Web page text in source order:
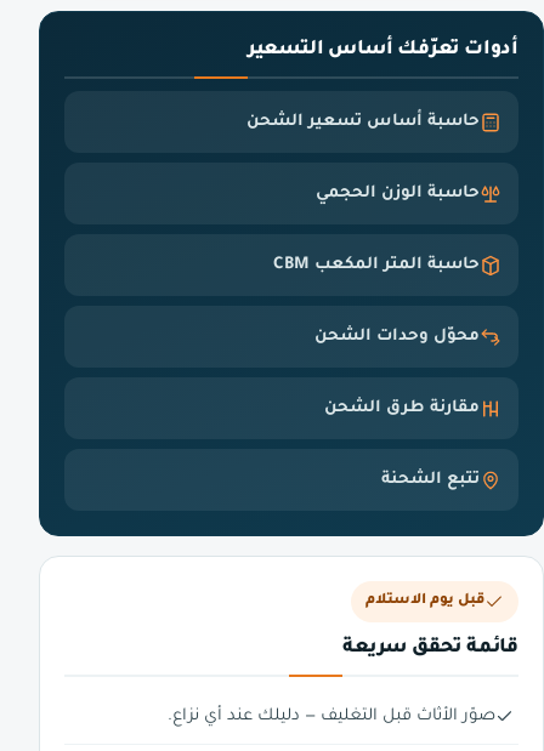
أدوات تعرّفك أساس التسعير
حاسبة أساس تسعير الشحن
حاسبة الوزن الحجمي
حاسبة المتر المكعب CBM
محوّل وحدات الشحن
مقارنة طرق الشحن
تتبع الشحنة
قبل يوم الاستلام
قائمة تحقق سريعة
صوّر الأثاث قبل التغليف — دليلك عند أي نزاع.